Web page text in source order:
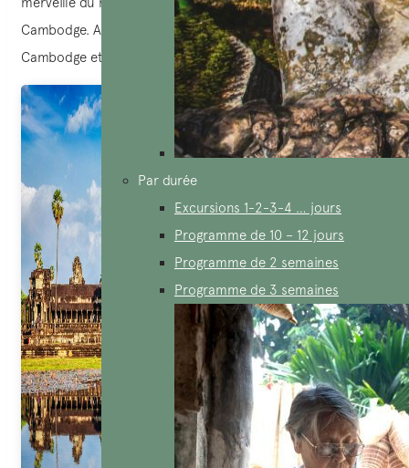
Par durée
Excursions 1-2-3-4 … jours
Programme de 10 – 12 jours
Programme de 2 semaines
Programme de 3 semaines
Cambodge. Actuellement, Angkor est le symbole du
Cambodge et présente sur le drapeau national de ce pays.